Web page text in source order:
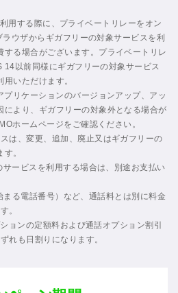
22円（税込）/30秒*3
話オプション無し
500円/月（税込
0円/月
用する際に、プライベートリレーをオン
ウザからギガフリーの対象サービスを利
する場合がございます。プライベートリレ
14以前同様にギガフリーの対象サービス
いただけます。
プリケーションのバージョンアップ、アッ
により、ギガフリーの対象外となる場合が
ホームページをご確認ください。
は、変更、追加、廃止又はギガフリーの
。
サービスを利用する場合は、別途お支払い
る電話番号）など、通話料とは別に料金
。
ョンの定額料および通話オプション割引
れも日割りになります。